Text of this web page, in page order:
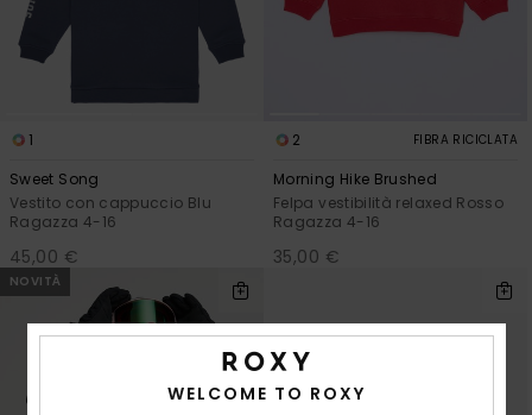
1
Sweet Song
Vestito con cappuccio Blu
Ragazza 4-16
45,00 €
2 FIBRA RICICLATA
Morning Hike Brushed
Felpa vestibilità relaxed Rosso
Ragazza 4-16
35,00 €
NOVITÀ
WELCOME TO ROXY